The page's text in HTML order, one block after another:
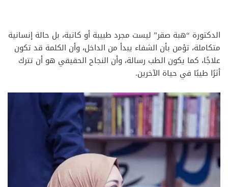
الدكتورة “هبة صقر” ليست مجرد طبيبة أو كاتبة، بل حالة إنسانية
متكاملة، تؤمن بأن الشفاء يبدأ من الداخل، وأن الكلمة قد تكون
علاجًا، كما يكون الطب رسالة، وأن النجاح الحقيقي هو أن تترك
أثرًا طيبًا في حياة الآخرين.